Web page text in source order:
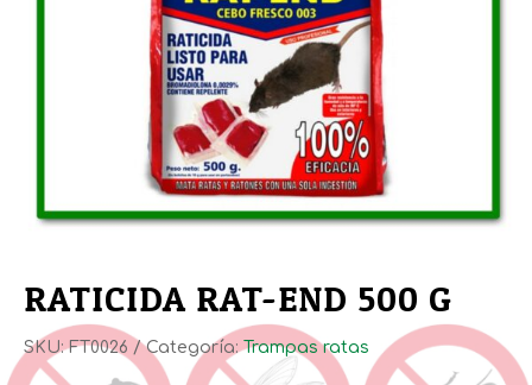
RATICIDA RAT-END 500 G
SKU:FT0026 Categoría:Trampas ratas